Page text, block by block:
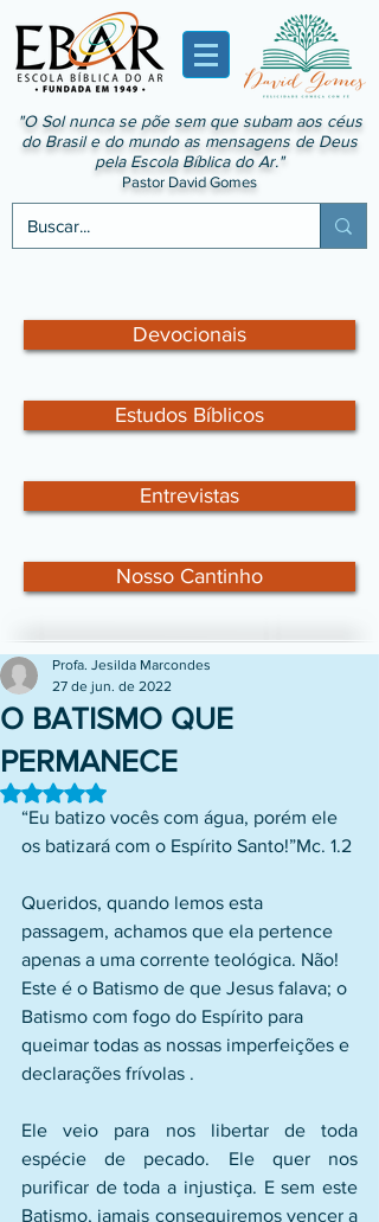
"O Sol nunca se põe sem que subam aos céus
do Brasil e do mundo as mensagens de Deus
pela Escola Bíblica do Ar."
Pastor David Gomes
Devocionais
Estudos Bíblicos
Entrevistas
Nosso Cantinho
O BATISMO QUE
PERMANECE
Profa. Jesilda Marcondes
27 de jun. de 2022
Avaliado com NaN de 5 estrelas.
“Eu batizo vocês com água, porém ele
os batizará com o Espírito Santo!”Mc. 1.2
Queridos, quando lemos esta
passagem, achamos que ela pertence
apenas a uma corrente teológica. Não!
Este é o Batismo de que Jesus falava; o
Batismo com fogo do Espírito para
queimar todas as nossas imperfeições e
declarações frívolas .
Ele veio para nos libertar de toda
espécie de pecado. Ele quer nos
purificar de toda a injustiça. E sem este
Batismo, jamais conseguiremos vencer a